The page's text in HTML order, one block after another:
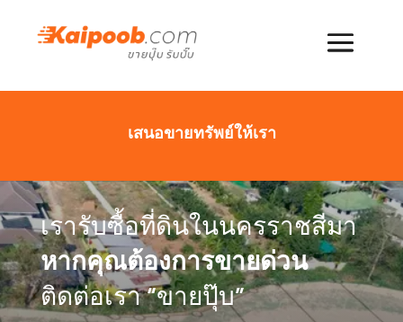
เสนอขายทรัพย์ให้เรา
เรารับซื้อที่ดินในนครราชสีมา
หากคุณต้องการขายด่วน
ติดต่อเรา “ขายปุ๊บ”